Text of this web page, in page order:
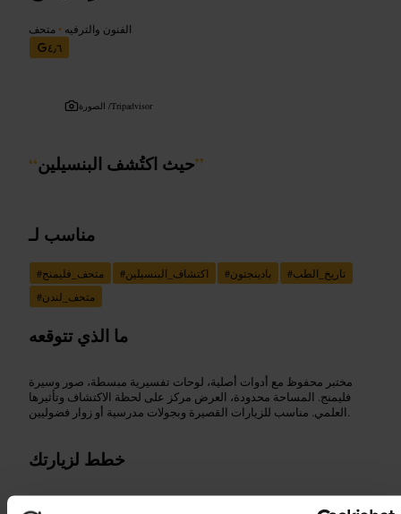
الفنون والترفيه • متحف
٤٫٦
الصورة /Tripadvisor
“حيث اكتُشف البنسيلين”
مناسب لـ
#متحف_فليمنج #اكتشاف_البنسيلين #بادينجتون #تاريخ_الطب
#متحف_لندن
ما الذي تتوقعه
مختبر محفوظ مع أدوات أصلية، لوحات تفسيرية مبسطة، صور وسيرة
فليمنج. المساحة محدودة، العرض مركز على لحظة الاكتشاف وتأثيرها
العلمي. مناسب للزيارات القصيرة وبجولات مدرسية أو زوار فضوليين.
خطط لزيارتك